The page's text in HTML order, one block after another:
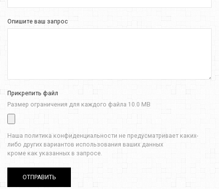
Опишите ваш запрос
Прикрепить файл
Размер ограничения для каждого файла 10.0 MB
Наша политика конфиденциальности не предусматривает каких-
либо других вариантов использования ваших данных
кроме как указанных в запросе.
ОТПРАВИТЬ